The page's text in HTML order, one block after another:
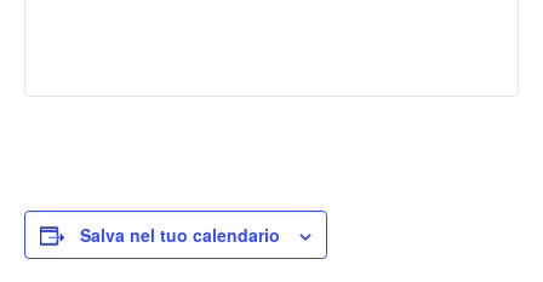
Salva nel tuo calendario